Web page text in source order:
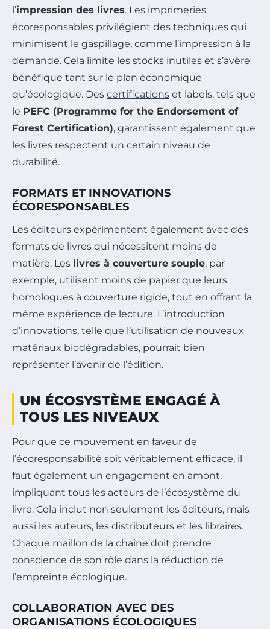
l’impression des livres. Les imprimeries
écoresponsables privilégient des techniques qui
minimisent le gaspillage, comme l’impression à la
demande. Cela limite les stocks inutiles et s’avère
bénéfique tant sur le plan économique
qu’écologique. Des certifications et labels, tels que
le PEFC (Programme for the Endorsement of
Forest Certification), garantissent également que
les livres respectent un certain niveau de
durabilité.
FORMATS ET INNOVATIONS
ÉCORESPONSABLES
Les éditeurs expérimentent également avec des
formats de livres qui nécessitent moins de
matière. Les livres à couverture souple, par
exemple, utilisent moins de papier que leurs
homologues à couverture rigide, tout en offrant la
même expérience de lecture. L’introduction
d’innovations, telle que l’utilisation de nouveaux
matériaux biodégradables, pourrait bien
représenter l’avenir de l’édition.
UN ÉCOSYSTÈME ENGAGÉ À
TOUS LES NIVEAUX
Pour que ce mouvement en faveur de
l’écoresponsabilité soit véritablement efficace, il
faut également un engagement en amont,
impliquant tous les acteurs de l’écosystème du
livre. Cela inclut non seulement les éditeurs, mais
aussi les auteurs, les distributeurs et les libraires.
Chaque maillon de la chaîne doit prendre
conscience de son rôle dans la réduction de
l’empreinte écologique.
COLLABORATION AVEC DES
ORGANISATIONS ÉCOLOGIQUES